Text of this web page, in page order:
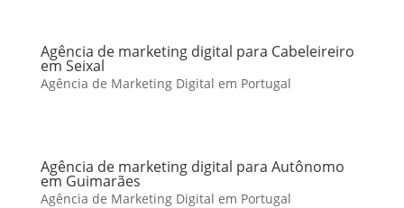
Agência de marketing digital para Cabeleireiro
em Seixal
Agência de Marketing Digital em Portugal
Agência de marketing digital para Autônomo
em Guimarães
Agência de Marketing Digital em Portugal